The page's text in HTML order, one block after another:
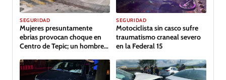
SEGURIDAD
Mujeres presuntamente
ebrias provocan choque en
Centro de Tepic; un hombre
GALERÍA
SEGURIDAD
Motociclista sin casco sufre
traumatismo craneal severo
en la Federal 15